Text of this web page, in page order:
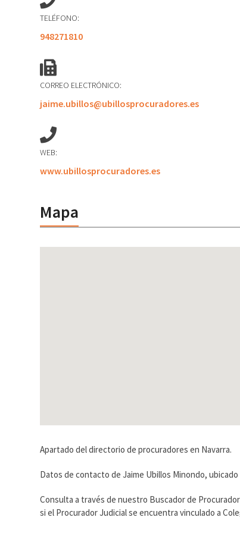
TELÉFONO:
948271810
CORREO ELECTRÓNICO:
jaime.ubillos@ubillosprocuradores.es
WEB:
www.ubillosprocuradores.es
Mapa
Apartado del directorio de procuradores en Navarra.
Datos de contacto de Jaime Ubillos Minondo,
Consulta a través de nuestro Buscador de
si el Procurador Judicial se encuentra vinculado a